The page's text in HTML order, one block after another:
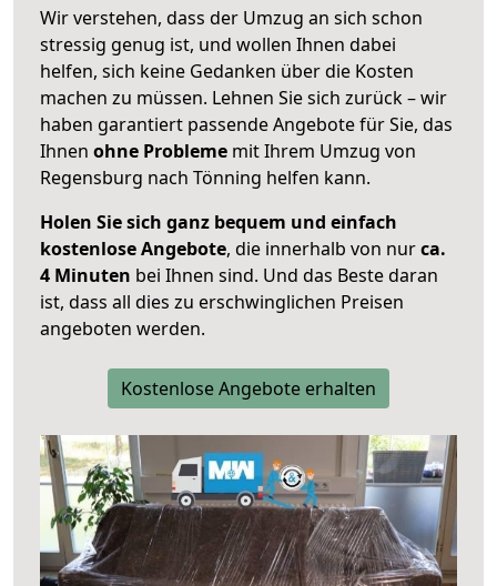
Wir verstehen, dass der Umzug an sich schon
stressig genug ist, und wollen Ihnen dabei
helfen, sich keine Gedanken über die Kosten
machen zu müssen. Lehnen Sie sich zurück – wir
haben garantiert passende Angebote für Sie, das
Ihnen ohne Probleme mit Ihrem Umzug von
Regensburg nach Tönning helfen kann.
Holen Sie sich ganz bequem und einfach
kostenlose Angebote, die innerhalb von nurca.
4 Minuten bei Ihnen sind. Und das Beste daran
ist, dass all dies zu erschwinglichen Preisen
angeboten werden.
Kostenlose Angebote erhalten